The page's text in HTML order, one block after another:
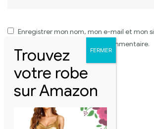
Enregistrer mon nom, mon e-mail et mon
navigateur pour mon prochain commentaire.